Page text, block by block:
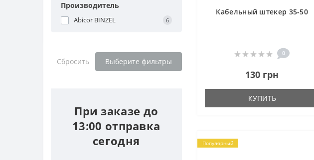
Производитель
Abicor BINZEL 6
Сбросить Выберите фильтры
При заказе до
13:00 отправка
сегодня
Кабельный штекер 35-50
0
130 грн
КУПИТЬ
Популярный